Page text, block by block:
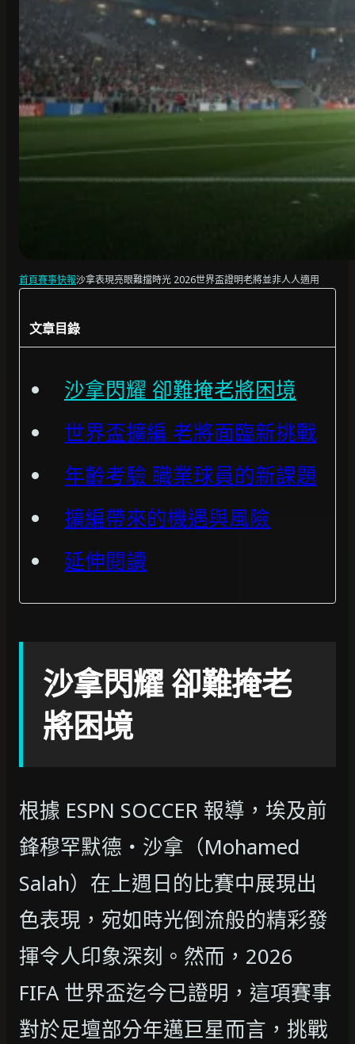
首頁賽事快報沙拿表現亮眼難擋時光 2026世界盃證明老將並非人人適用
文章目錄
沙拿閃耀 卻難掩老將困境
世界盃擴編 老將面臨新挑戰
年齡考驗 職業球員的新課題
擴編帶來的機遇與風險
延伸閱讀
沙拿閃耀 卻難掩老
將困境
根據 ESPN SOCCER 報導，埃及前
鋒穆罕默德‧沙拿（Mohamed
Salah）在上週日的比賽中展現出
色表現，宛如時光倒流般的精彩發
揮令人印象深刻。然而，2026
FIFA 世界盃迄今已證明，這項賽事
對於足壇部分年邁巨星而言，挑戰